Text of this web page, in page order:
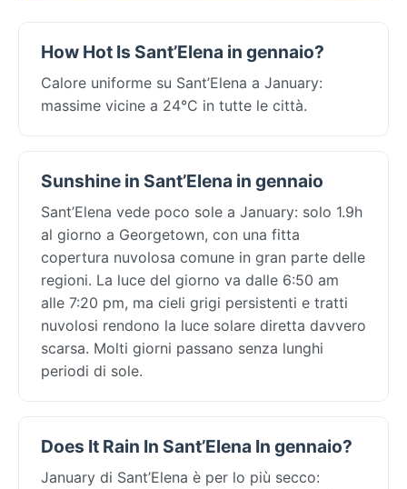
How Hot Is Sant’Elena in gennaio?
Calore uniforme su Sant’Elena a January:
massime vicine a 24°C in tutte le città.
Sunshine in Sant’Elena in gennaio
Sant’Elena vede poco sole a January: solo 1.9h
al giorno a Georgetown, con una fitta
copertura nuvolosa comune in gran parte delle
regioni. La luce del giorno va dalle 6:50 am
alle 7:20 pm, ma cieli grigi persistenti e tratti
nuvolosi rendono la luce solare diretta davvero
scarsa. Molti giorni passano senza lunghi
periodi di sole.
Does It Rain In Sant’Elena In gennaio?
January di Sant’Elena è per lo più secco: